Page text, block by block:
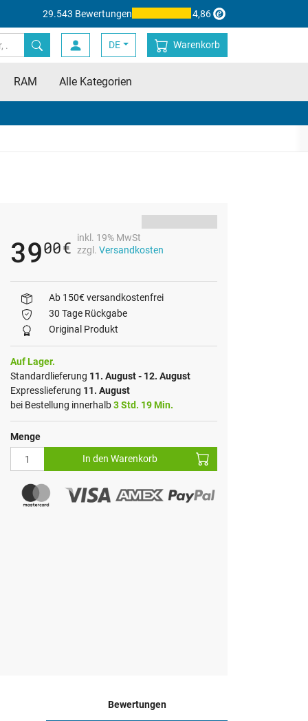
29.543 Bewertungen 4,86
DE Warenkorb
RAM Alle Kategorien
3900€
inkl. 19% MwSt
zzgl. Versandkosten
Ab 150€ versandkostenfrei
30 Tage Rückgabe
Original Produkt
Auf Lager.
Standardlieferung 11. August - 12. August
Expresslieferung 11. August
bei Bestellung innerhalb3 Std. 19 Min.
Menge
In den Warenkorb
Bewertungen